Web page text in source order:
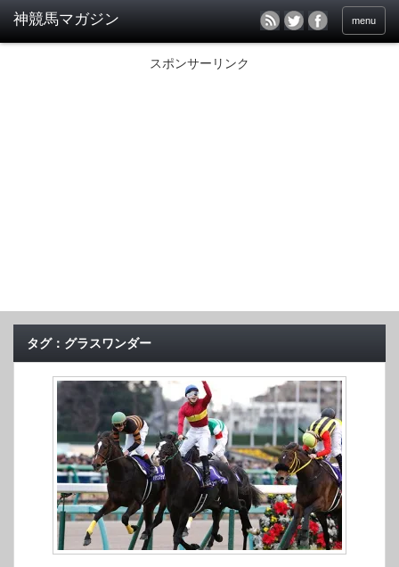
menu
スポンサーリンク
タグ：グラスワンダー